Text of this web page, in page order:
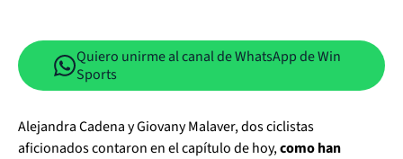
Quiero unirme al canal de WhatsApp de Win
Sports
Alejandra Cadena y Giovany Malaver, dos ciclistas
aficionados contaron en el capítulo de hoy,como han